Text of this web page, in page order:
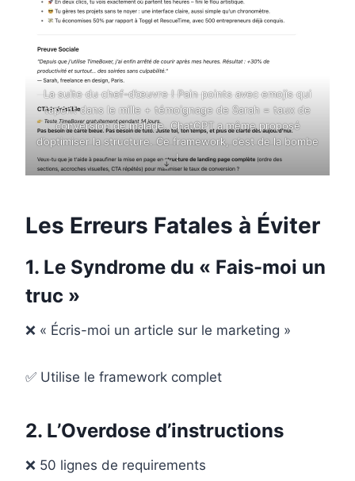
La suite du chef-d’œuvre ! Pain points avec emojis qui
tapent dans le mille + témoignage de Sarah = taux de
conversion de malade. ChatGPT a même proposé
d’optimiser la structure. Ce framework, c’est de la bombe
!
Les Erreurs Fatales à Éviter
1. Le Syndrome du « Fais-moi un
truc »
❌ « Écris-moi un article sur le marketing »
✅ Utilise le framework complet
2. L’Overdose d’instructions
❌ 50 lignes de requirements